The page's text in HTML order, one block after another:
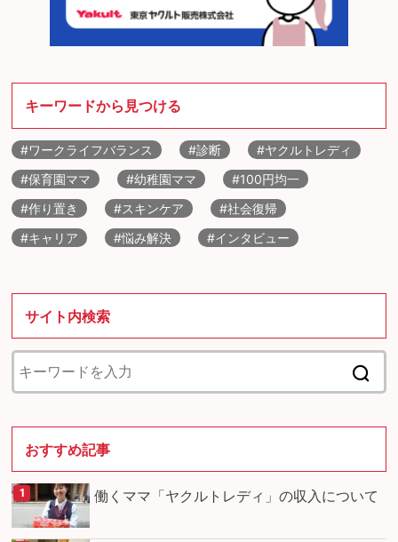
キーワードから見つける
#ワークライフバランス #診断
#ヤクルトレディ
#保育園ママ
#幼稚園ママ
#100円均一
#作り置き
#スキンケア
#社会復帰
#キャリア
#悩み解決 #インタビュー
サイト内検索
おすすめ記事
働くママ「ヤクルトレディ」の収入について